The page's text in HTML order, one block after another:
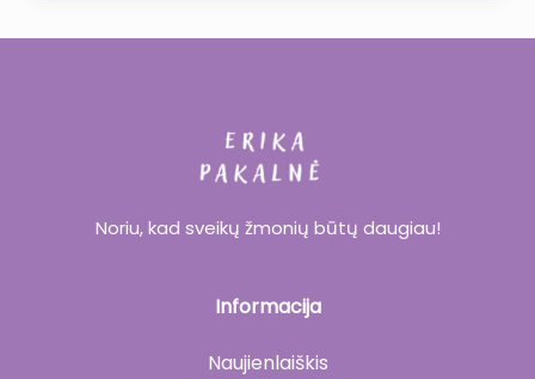
Noriu, kad sveikų žmonių būtų daugiau!
Informacija
Naujienlaiškis